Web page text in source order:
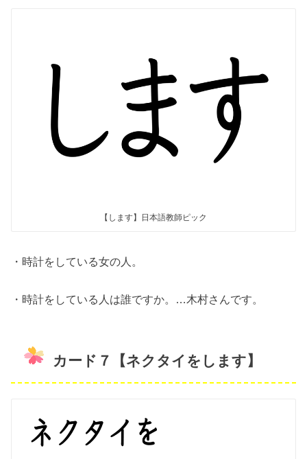
【します】日本語教師ピック
・時計をしている女の人。
・時計をしている人は誰ですか。…木村さんです。
カード７【ネクタイをします】